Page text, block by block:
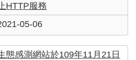
HTTP服務
05-06
態感測網站於109年11月21日